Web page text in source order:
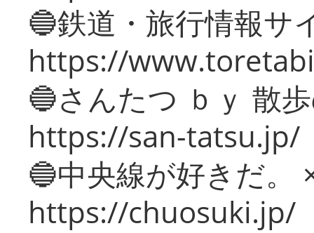
🔵鉄道・旅行情報サ
https://
🔵さんたつ ｂｙ 散
https://san-tatsu.jp/
🔵中央線が好きだ。
https://chuosuki.jp/